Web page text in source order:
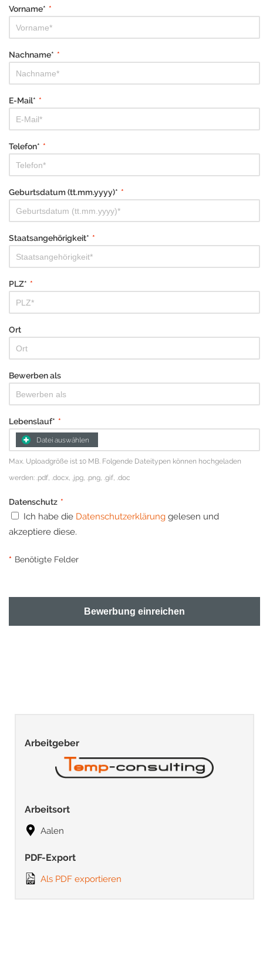
Vorname* *
Nachname* *
E-Mail* *
Telefon* *
Geburtsdatum (tt.mm.yyyy)* *
Staatsangehörigkeit* *
PLZ* *
Ort
Bewerben als
Lebenslauf* *
Datei auswählen
Max. Uploadgröße ist 10 MB. Folgende Dateitypen können hochgeladen
werden: .pdf, .docx, .jpg, .png, .gif, .doc
Datenschutz *
Ich habe die Datenschutzerklärung gelesen und
akzeptiere diese.
* Benötigte Felder
Bewerbung einreichen
Arbeitgeber
Arbeitsort
Aalen
PDF-Export
Als PDF exportieren